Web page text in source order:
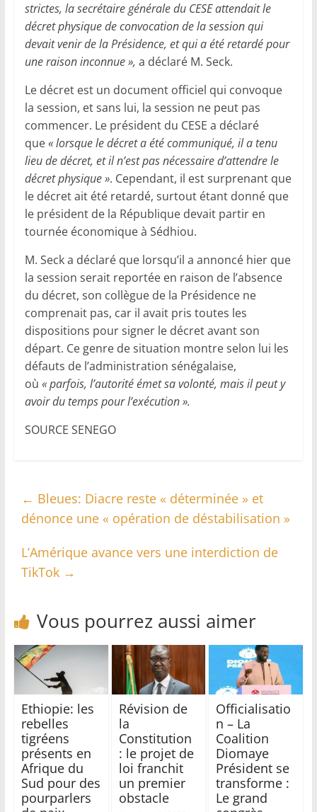
strictes, la secrétaire générale du CESE attendait le
décret physique de convocation de la session qui
devait venir de la Présidence, et qui a été retardé pour
une raison inconnue », a déclaré M. Seck.
Le décret est un document officiel qui convoque
la session, et sans lui, la session ne peut pas
commencer. Le président du CESE a déclaré
que« lorsque le décret a été communiqué, il a tenu
lieu de décret, et il n’est pas nécessaire d’attendre le
décret physique ». Cependant, il est surprenant que
le décret ait été retardé, surtout étant donné que
le président de la République devait partir en
tournée économique à Sédhiou.
M. Seck a déclaré que lorsqu’il a annoncé hier que
la session serait reportée en raison de l’absence
du décret, son collègue de la Présidence ne
comprenait pas, car il avait pris toutes les
dispositions pour signer le décret avant son
départ. Ce genre de situation montre selon lui les
défauts de l’administration sénégalaise,
où « parfois, l’autorité émet sa volonté, mais il peut y
avoir du temps pour l’exécution ».
SOURCE SENEGO
← Bleues: Diacre reste « déterminée » et
dénonce une « opération de déstabilisation »
L’Amérique avance vers une interdiction de
TikTok →
Vous pourrez aussi aimer
Ethiopie: les
rebelles
tigréens
présents en
Afrique du
Sud pour des
pourparlers
Révision de
la
Constitution
: le projet de
loi franchit
un premier
obstacle
Officialisatio
n – La
Coalition
Diomaye
Président se
transforme :
Le grand